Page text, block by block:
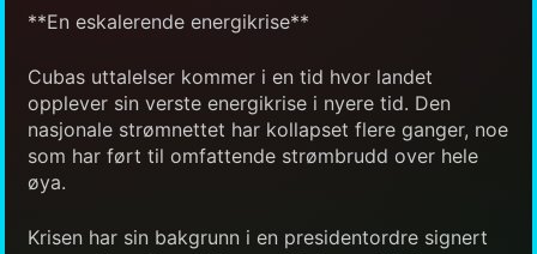
**En eskalerende energikrise**
Cubas uttalelser kommer i en tid hvor landet
opplever sin verste energikrise i nyere tid. Den
nasjonale strømnettet har kollapset flere ganger, noe
som har ført til omfattende strømbrudd over hele
øya.
Krisen har sin bakgrunn i en presidentordre signert